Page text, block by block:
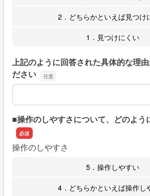
2．どちらかといえば見つけ
1．見つけにくい
上記のように回答された具体的な理
ださい
上記のように回答された具体的な理
■操作のしやすさについて、どのよう
操作のしやすさ
5．操作しやすい
4．どちらかといえば操作し